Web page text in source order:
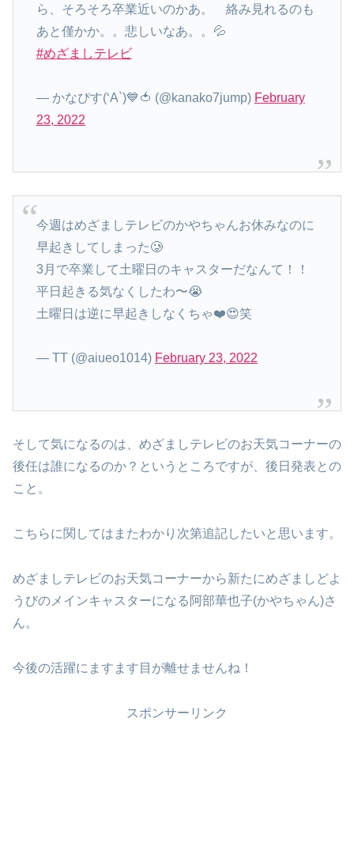
ら、そろそろ卒業近いのかあ。 絡み見れるのも
あと僅かか。。悲しいなあ。。💦
#めざましテレビ
— かなぴす(‘A`)💙🍅 (@kanako7jump) February
23, 2022
今週はめざましテレビのかやちゃんお休みなのに
早起きしてしまった🥲
3月で卒業して土曜日のキャスターだなんて！！
平日起きる気なくしたわ〜😭
土曜日は逆に早起きしなくちゃ❤️😍笑
— TT (@aiueo1014) February 23, 2022
そして気になるのは、めざましテレビのお天気コーナーの
後任は誰になるのか？というところですが、後日発表との
こと。
こちらに関してはまたわかり次第追記したいと思います。
めざましテレビのお天気コーナーから新たにめざましどよ
うびのメインキャスターになる阿部華也子(かやちゃん)さ
ん。
今後の活躍にますます目が離せませんね！
スポンサーリンク